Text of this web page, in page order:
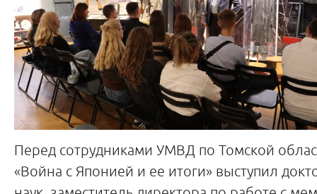
Перед сотрудниками УМВД по Томской
«Война с Японией и ее итоги» выступил